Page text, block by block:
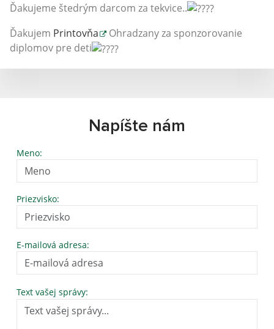
Ďakujeme štedrým darcom za tekvice..
Ďakujem Printovňa
Ohradzany za sponzorovanie
diplomov pre deti
Napíšte nám
Meno:
Priezvisko:
E-mailová adresa:
Text vašej správy: